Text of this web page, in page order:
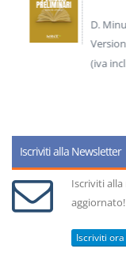
D.
(iva
Iscriviti alla Newsletter
Iscriviti
aggiornato!
Iscriviti ora